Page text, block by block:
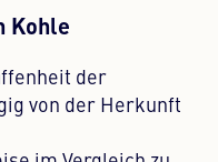
Kohle
der
von der Herkunft